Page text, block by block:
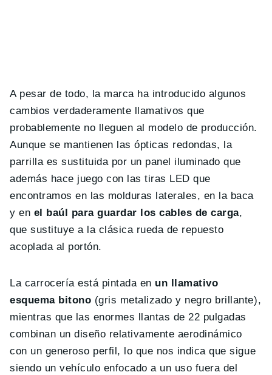
A pesar de todo, la marca ha introducido algunos
cambios verdaderamente llamativos que
probablemente no lleguen al modelo de producción.
Aunque se mantienen las ópticas redondas, la
parrilla es sustituida por un panel iluminado que
además hace juego con las tiras LED que
encontramos en las molduras laterales, en la baca
y en el baúl para guardar los cables de carga,
que sustituye a la clásica rueda de repuesto
acoplada al portón.
La carrocería está pintada en un llamativo
esquema bitono (gris metalizado y negro brillante),
mientras que las enormes llantas de 22 pulgadas
combinan un diseño relativamente aerodinámico
con un generoso perfil, lo que nos indica que sigue
siendo un vehículo enfocado a un uso fuera del